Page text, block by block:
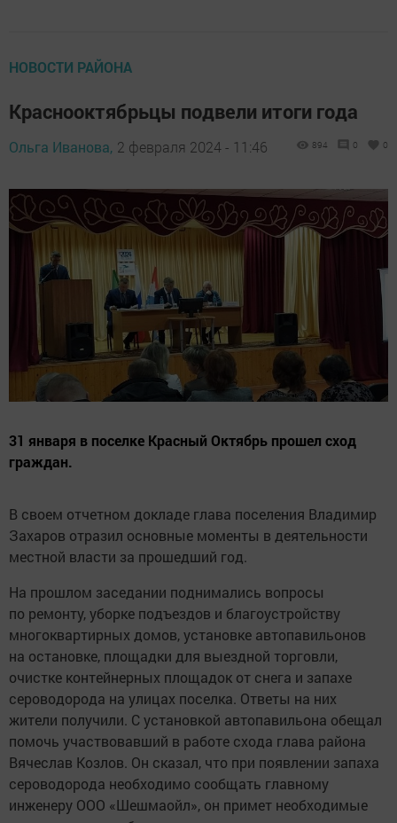
НОВОСТИ РАЙОНА
Краснооктябрьцы подвели итоги года
Ольга Иванова, 2 февраля 2024 - 11:46 894 0 0
31 января в поселке Красный Октябрь прошел сход
граждан.
В своем отчетном докладе глава поселения Владимир
Захаров отразил основные моменты в деятельности
местной власти за прошедший год.
На прошлом заседании поднимались вопросы
по ремонту, уборке подъездов и благоустройству
многоквартирных домов, установке автопавильонов
на остановке, площадки для выездной торговли,
очистке контейнерных площадок от снега и запахе
сероводорода на улицах поселка. Ответы на них
жители получили. С установкой автопавильона обещал
помочь участвовавший в работе схода глава района
Вячеслав Козлов. Он сказал, что при появлении запаха
сероводорода необходимо сообщать главному
инженеру ООО «Шешмаойл», он примет необходимые